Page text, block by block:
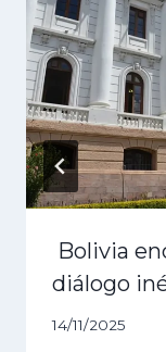
Bolivia
diálogo
14/11/2025